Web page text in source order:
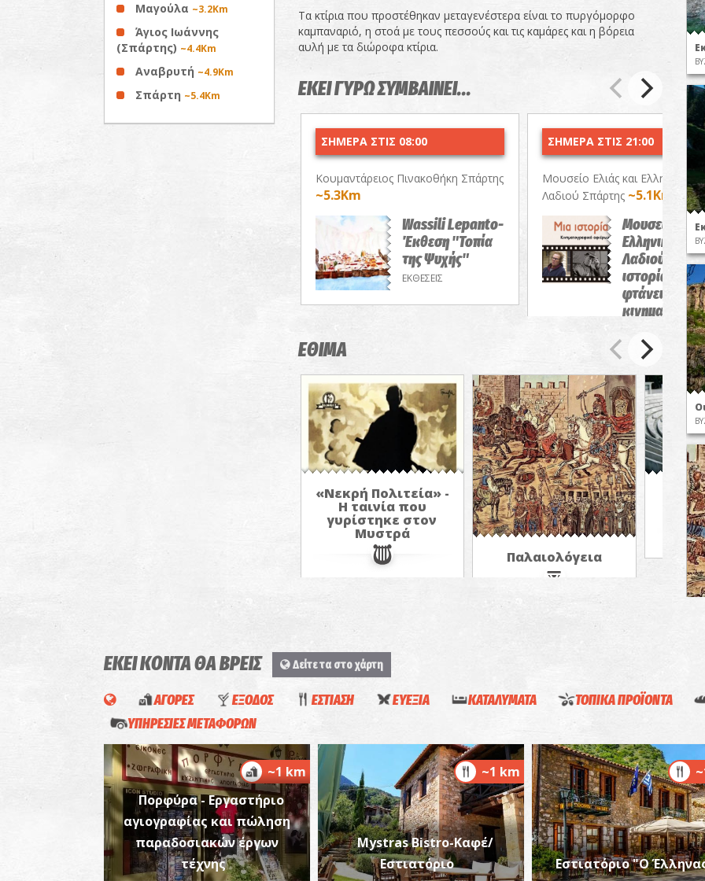
Μαγούλα ~3.2Km
Άγιος Ιωάννης
(Σπάρτης) ~4.4Km
Αναβρυτή ~4.9Km
Σπάρτη ~5.4Km
Τα κτίρια που προστέθηκαν μεταγενέστερα είναι το πυργόμορφο
καμπαναριό, η στοά με τους πεσσούς και τις καμάρες και η βόρεια
αυλή με τα διώροφα κτίρια.
ΕΚΕΙ ΓΥΡΩ ΣΥΜΒΑΙΝΕΙ...
ΣΗΜΕΡΑ ΣΤΙΣ 08:00
Κουμαντάρειος Πινακοθήκη Σπάρτης
~5.3Km
Wassili Lepanto-
Έκθεση "Τοπία
της Ψυχής"
ΕΚΘΕΣΕΙΣ
ΣΗΜΕΡΑ ΣΤΙΣ 21:00
Μουσείο Ελιάς και Ελληνικού
Λαδιού Σπάρτης ~5.1Km
Μουσείο
Ελληνικού
Λαδιού-Μια
ιστορία δεν
φτάνει!/
ΠΡΟΒΟΛΕΣ
ΕΘΙΜΑ
«Νεκρή Πολιτεία» -
Η ταινία που
γυρίστηκε στον
Μυστρά
Παλαιολόγεια
ΕΚΕΙ ΚΟΝΤΑ ΘΑ ΒΡΕΙΣ Δείτε τα στο χάρτη
ΑΓΟΡΕΣ ΕΞΟΔΟΣ ΕΣΤΙΑΣΗ ΕΥΕΞΙΑ ΚΑΤΑΛΥΜΑΤΑ ΤΟΠΙΚΑ ΠΡΟΪΟΝΤΑ
ΥΠΗΡΕΣΙΕΣ ΜΕΤΑΦΟΡΩΝ
~1 km
Πορφύρα - Εργαστήριο
αγιογραφίας και πώληση
παραδοσιακών έργων
τέχνης
~1 km
Mystras Bistro-Καφέ/
Εστιατόριο
Εστιατόριο "Ο